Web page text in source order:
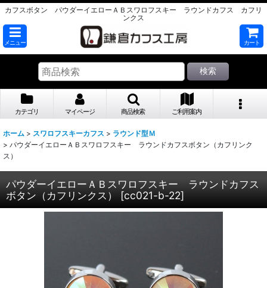
カフスボタン パウダーイエローＡＢスワロフスキー ラウンドカフス カフリ
ンクス
メニュー カート
検索
カテゴリ マイページ 商品検索 ご利用案内
ホーム > スワロフスキーカフス > ラウンド型Ｍ
> パウダーイエローＡＢスワロフスキー ラウンドカフスボタン（カフリンク
ス）
パウダーイエローＡＢスワロフスキー ラウンドカフス
ボタン（カフリンクス）
[cc021-b-22]